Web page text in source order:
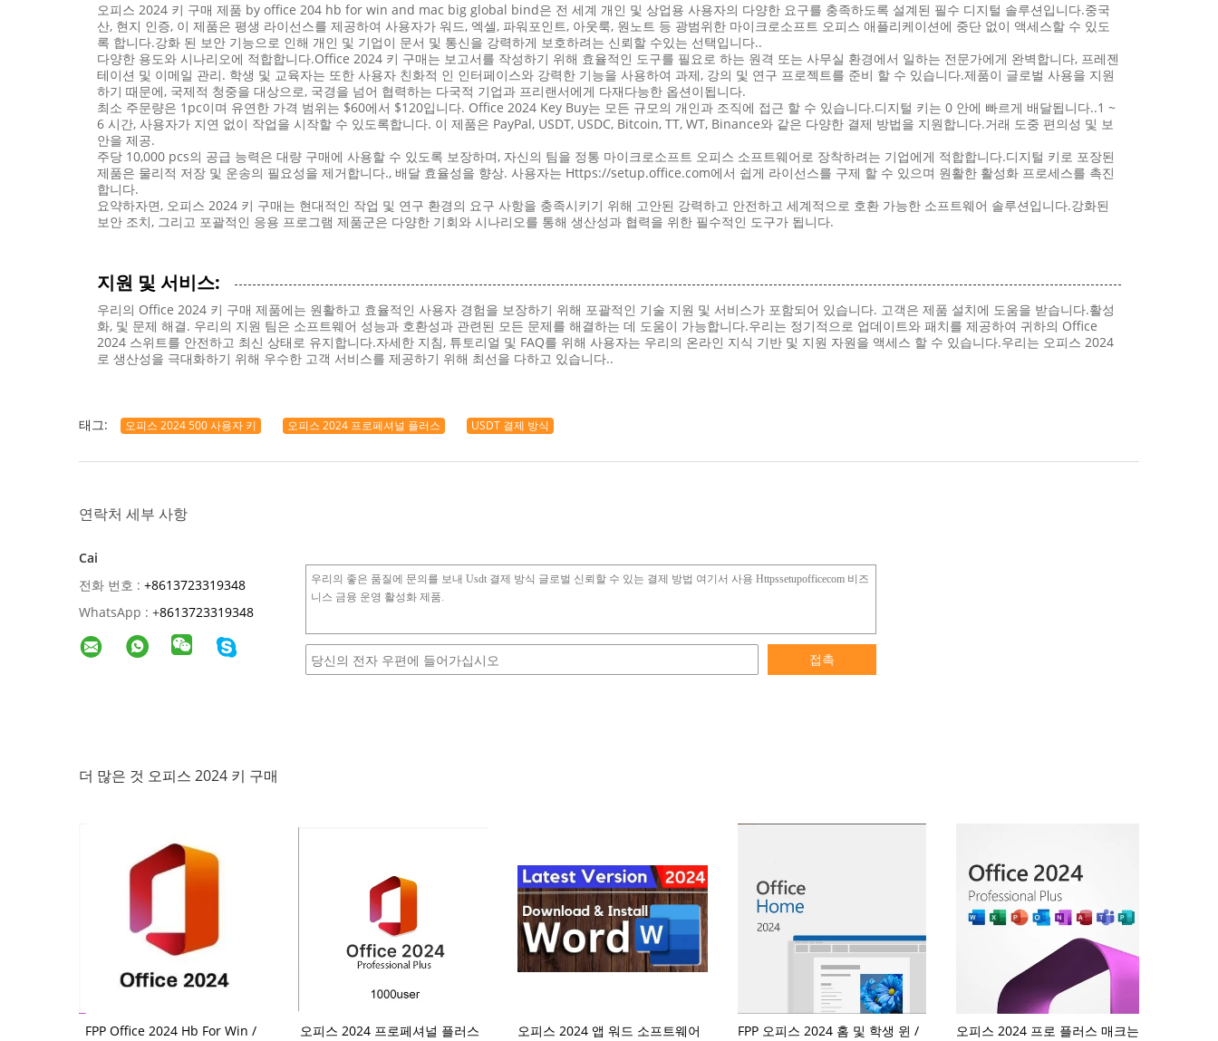
오피스 2024 키 구매 제품 by office 204 hb for win and mac big global bind은 전 세계 개인 및 상업용 사용자의 다양한 요구를 충족하도록 설계된 필수 디지털 솔루션입니다.중국
산, 현지 인증, 이 제품은 평생 라이선스를 제공하여 사용자가 워드, 엑셀, 파워포인트, 아웃룩, 원노트 등 광범위한 마이크로소프트 오피스 애플리케이션에 중단 없이 액세스할 수 있도
록 합니다.강화 된 보안 기능으로 인해 개인 및 기업이 문서 및 통신을 강력하게 보호하려는 신뢰할 수있는 선택입니다..
다양한 용도와 시나리오에 적합합니다.Office 2024 키 구매는 보고서를 작성하기 위해 효율적인 도구를 필요로 하는 원격 또는 사무실 환경에서 일하는 전문가에게 완벽합니다, 프레젠
테이션 및 이메일 관리. 학생 및 교육자는 또한 사용자 친화적 인 인터페이스와 강력한 기능을 사용하여 과제, 강의 및 연구 프로젝트를 준비 할 수 있습니다.제품이 글로벌 사용을 지원
하기 때문에, 국제적 청중을 대상으로, 국경을 넘어 협력하는 다국적 기업과 프리랜서에게 다재다능한 옵션이됩니다.
최소 주문량은 1pc이며 유연한 가격 범위는 $60에서 $120입니다. Office 2024 Key Buy는 모든 규모의 개인과 조직에 접근 할 수 있습니다.디지털 키는 0 안에 빠르게 배달됩니다..1 ~
6 시간, 사용자가 지연 없이 작업을 시작할 수 있도록합니다. 이 제품은 PayPal, USDT, USDC, Bitcoin, TT, WT, Binance와 같은 다양한 결제 방법을 지원합니다.거래 도중 편의성 및 보
안을 제공.
주당 10,000 pcs의 공급 능력은 대량 구매에 사용할 수 있도록 보장하며, 자신의 팀을 정통 마이크로소프트 오피스 소프트웨어로 장착하려는 기업에게 적합합니다.디지털 키로 포장된
제품은 물리적 저장 및 운송의 필요성을 제거합니다., 배달 효율성을 향상. 사용자는 Https://setup.office.com에서 쉽게 라이선스를 구제 할 수 있으며 원활한 활성화 프로세스를 촉진
합니다.
요약하자면, 오피스 2024 키 구매는 현대적인 작업 및 연구 환경의 요구 사항을 충족시키기 위해 고안된 강력하고 안전하고 세계적으로 호환 가능한 소프트웨어 솔루션입니다.강화된
보안 조치, 그리고 포괄적인 응용 프로그램 제품군은 다양한 기회와 시나리오를 통해 생산성과 협력을 위한 필수적인 도구가 됩니다.
지원 및 서비스:
우리의 Office 2024 키 구매 제품에는 원활하고 효율적인 사용자 경험을 보장하기 위해 포괄적인 기술 지원 및 서비스가 포함되어 있습니다. 고객은 제품 설치에 도움을 받습니다.활성
화, 및 문제 해결. 우리의 지원 팀은 소프트웨어 성능과 호환성과 관련된 모든 문제를 해결하는 데 도움이 가능합니다.우리는 정기적으로 업데이트와 패치를 제공하여 귀하의 Office
2024 스위트를 안전하고 최신 상태로 유지합니다.자세한 지침, 튜토리얼 및 FAQ를 위해 사용자는 우리의 온라인 지식 기반 및 지원 자원을 액세스 할 수 있습니다.우리는 오피스 2024
로 생산성을 극대화하기 위해 우수한 고객 서비스를 제공하기 위해 최선을 다하고 있습니다..
태그: 오피스 2024 500 사용자 키 오피스 2024 프로페셔널 플러스 USDT 결제 방식
연락처 세부 사항
Cai
전화 번호 : +8613723319348
WhatsApp : +8613723319348
접촉
더 많은 것 오피스 2024 키 구매
FPP Office 2024 Hb For Win /
오피스 2024 프로페셔널 플러스
오피스 2024 앱 워드 소프트웨어
FPP 오피스 2024 홈 및 학생 윈 /
오피스 2024 프로 플러스 매크는